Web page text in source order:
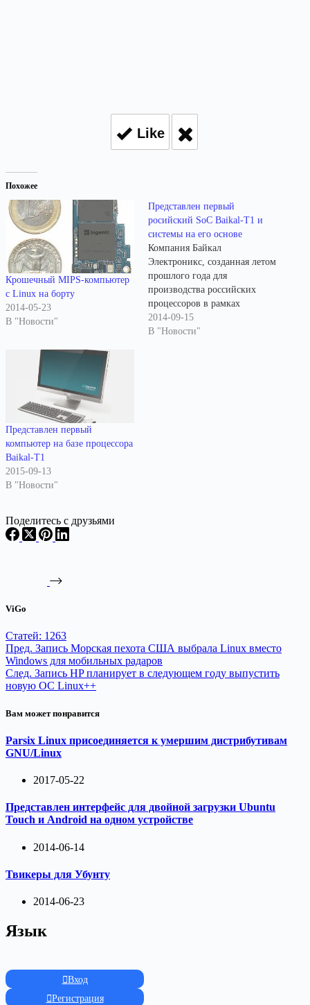
Like
Похожее
Крошечный MIPS-компьютер
с Linux на борту
2014-05-23
В "Новости"
Представлен первый
росийский SoC Baikal-T1 и
системы на его основе
Компания Байкал
Электроникс, созданная летом
прошлого года для
производства российских
процессоров в рамках
реализации программы
импортозамещения, анонсировала
2014-09-15
В "Новости"
Представлен первый
компьютер на базе процессора
Baikal-T1
2015-09-13
В "Новости"
Поделитесь с друзьями
ViGo
Статей: 1263
Пред. Запись Морская пехота США выбрала Linux вместо
Windows для мобильных радаров
След. Запись HP планирует в следующем году выпустить
новую ОС Linux++
Вам может понравится
Parsix Linux присоединяется к умершим дистрибутивам
GNU/Linux
2017-05-22
Представлен интерфейс для двойной загрузки Ubuntu
Touch и Android на одном устройстве
2014-06-14
Твикеры для Убунту
2014-06-23
Язык
Вход
Регистрация